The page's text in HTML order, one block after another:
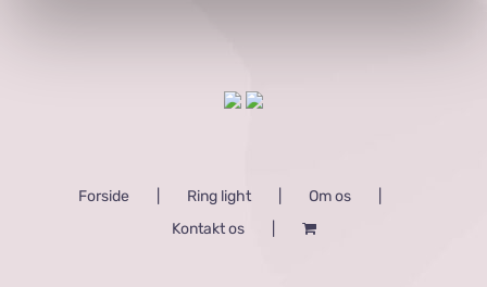
Forside Ring light
Om os
Kontakt os